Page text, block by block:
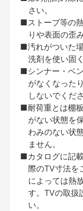
さい。
■ストーブ等の
りや表面の歪
■汚れがついた
洗剤を使い固
■シンナー・ベ
がなくなった
しないでくださ
■耐荷重とは棚
がない状態を
わみのない状
ません。
■カタログに記
際のTV寸法を
によっては熱
す。TVの取扱
い。